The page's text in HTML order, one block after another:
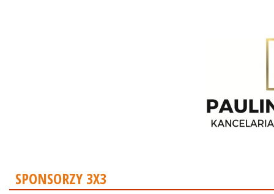
SPONSORZY 3X3